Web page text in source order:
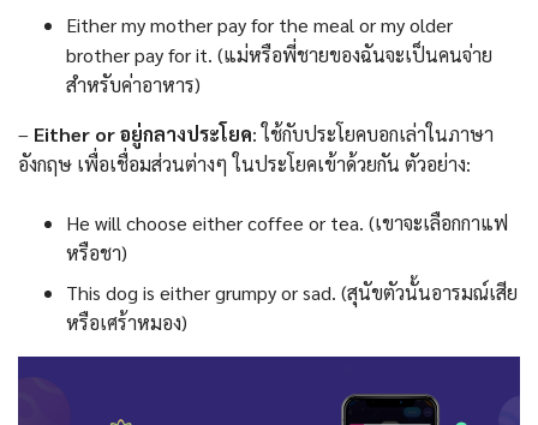
Either my mother pay for the meal or my older
brother pay for it. (แม่หรือพี่ชายของฉันจะเป็นคนจ่าย
สำหรับค่าอาหาร)
– Either or อยู่กลางประโยค: ใช้กับประโยคบอกเล่าในภาษา
อังกฤษ เพื่อเชื่อมส่วนต่างๆ ในประโยคเข้าด้วยกัน ตัวอย่าง:
He will choose either coffee or tea. (เขาจะเลือกกาแฟ
หรือชา)
This dog is either grumpy or sad. (สุนัขตัวนั้นอารมณ์เสีย
หรือเศร้าหมอง)